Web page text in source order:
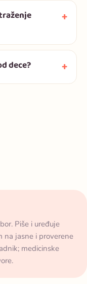
dece?
Piše i uređuje
na jasne i proverene
medicinske